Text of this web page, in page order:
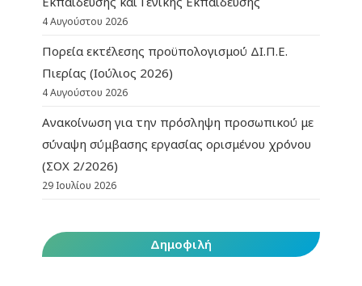
4 Αυγούστου 2026
Πορεία εκτέλεσης προϋπολογισμού ΔΙ.Π.Ε.
Πιερίας (Ιούλιος 2026)
4 Αυγούστου 2026
Ανακοίνωση για την πρόσληψη προσωπικού με
σύναψη σύμβασης εργασίας ορισμένου χρόνου
(ΣΟΧ 2/2026)
29 Ιουλίου 2026
Δημοφιλή